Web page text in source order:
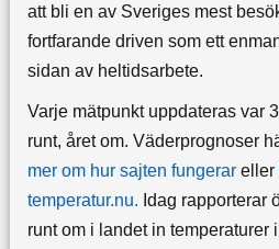
att bli en av Sveriges mest
fortfarande driven som ett
sidan av heltidsarbete.
Varje mätpunkt uppdateras var
runt, året om. Väderprognoser
mer om hur sajten fungerareller
temperatur.nu. Idag rapporterar
runt om i landet in temperaturer